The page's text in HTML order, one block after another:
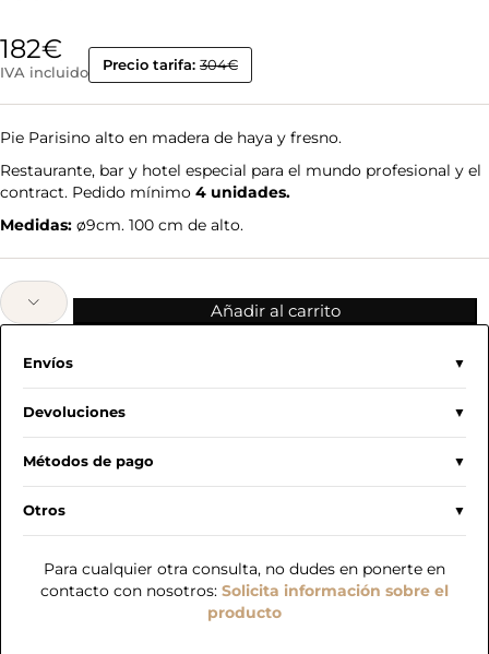
182€
IVA incluido Precio tarifa: 304€
Pie Parisino alto en madera de haya y fresno.
Restaurante, bar y hotel especial para el mundo profesional y el
contract. Pedido mínimo 4 unidades.
Medidas: ø9cm. 100 cm de alto.
Añadir al carrito
Envíos
Devoluciones
Métodos de pago
Otros
Para cualquier otra consulta, no dudes en ponerte en
contacto con nosotros: Solicita información sobre el
producto